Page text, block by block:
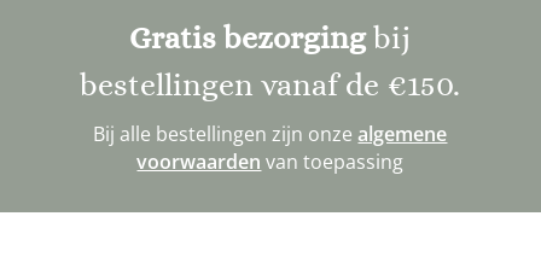
Gratis bezorgingbij
bestellingen vanaf de €150.
Bij alle bestellingen zijn onzealgemene
voorwaarden van toepassing